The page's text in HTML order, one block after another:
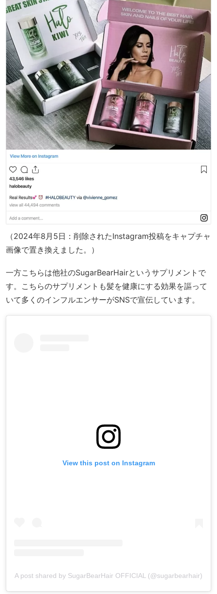
（2024年8月5日：削除されたInstagram投稿をキャプチャ
画像で置き換えました。）
一方こちらは他社のSugarBearHairというサプリメントで
す。こちらのサプリメントも髪を健康にする効果を謳って
いて多くのインフルエンサーがSNSで宣伝しています。
View this post on Instagram
A post shared by SugarBearHair OFFICIAL (@sugarbearhair)